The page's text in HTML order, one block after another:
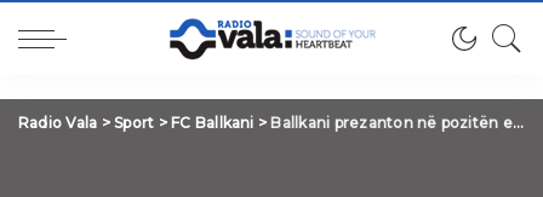
Radio Vala >Sport > FC Ballkani > Ballkani prezanton në pozitën e trajnerit ish-ndihmësin e Ilir Dajës